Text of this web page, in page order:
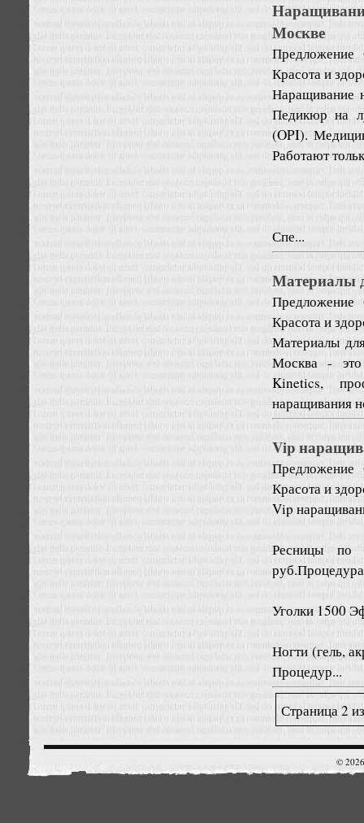
Москве
Предложение
Красота и
Педикюр на
(OPI).
Работают
Спе...
Материалы
Предложение
Красота и
Материалы
Москва - это
Kinetics,
наращивания
Vip
Предложение
Красота и
Vip
Ресницы по
Уголки 1500
Ногти (гель,
Процедур...
Страница 2
©